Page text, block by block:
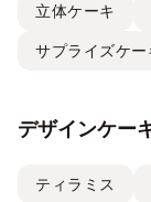
立体ケーキ
サプライズケー
デザインケー
ティラミス